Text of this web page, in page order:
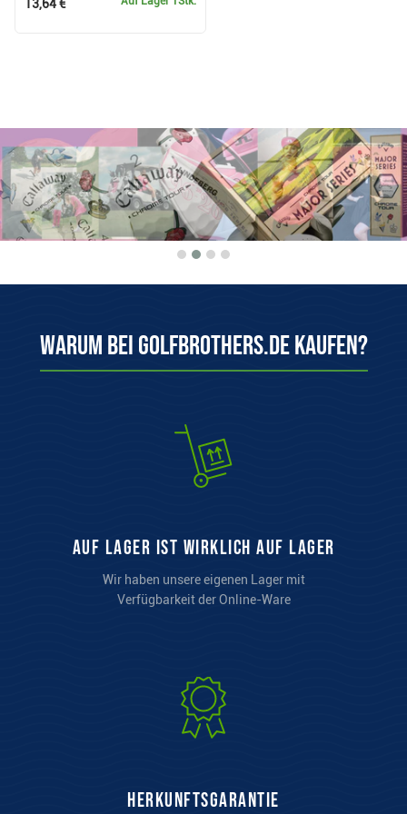
13,64 €
Warum bei Golfbrothers.de kaufen?
auf Lager ist wirklich auf Lager
Wir haben unsere eigenen Lager mit
Verfügbarkeit der Online-Ware
Herkunftsgarantie